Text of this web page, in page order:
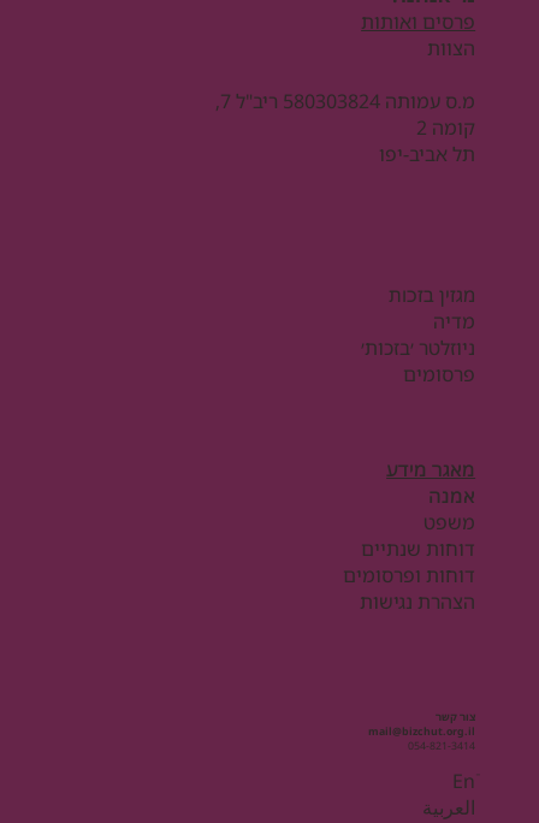
צור קשר
mail@bizchut.org.il
054-821-3414
Enֿ
العربية
פרסים ואותות
הצוות
מ.ס עמותה 580303824 ריב"ל 7,
קומה 2
תל אביב-יפו
מגזין בזכות
מדיה
ניוזלטר ׳בזכות׳
פרסומים
מאגר מידע
אמנה
משפט
דוחות שנתיים
דוחות ופרסומים
הצהרת נגישות